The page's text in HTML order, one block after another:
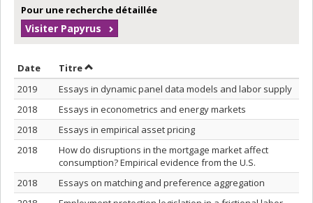
Pour une recherche détaillée
Visiter Papyrus
Date Trier par date en ordre croissant
TitreTrier par titre en ordre croissant
2019
Essays in dynamic panel data models and labor supply
2018
Essays in econometrics and energy markets
2018
Essays in empirical asset pricing
2018
How do disruptions in the mortgage market affect
consumption? Empirical evidence from the U.S.
2018
Essays on matching and preference aggregation